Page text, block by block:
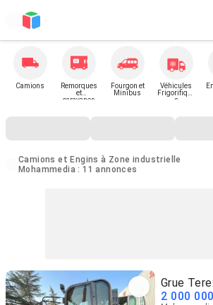
Camions
Remorques
et
caravanes
Fourgon et
Minibus
Véhicules
Frigorifique
s
Camions et Engins à Zone industrielle
Mohammedia : 11 annonces
Grue
2 000